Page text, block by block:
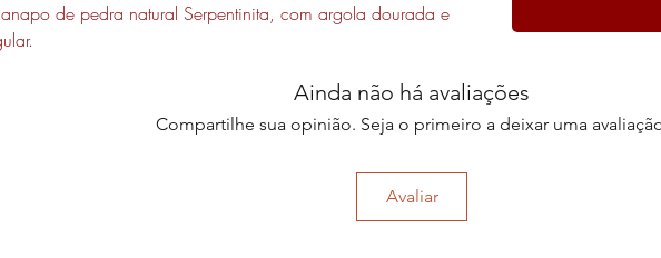
de pedra natural Serpentinita, com argola dourada e
Ainda não há avaliações
Compartilhe sua opinião. Seja o primeiro a deixar uma
Avaliar